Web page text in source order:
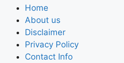
Home
About us
Disclaimer
Privacy Policy
Contact Info